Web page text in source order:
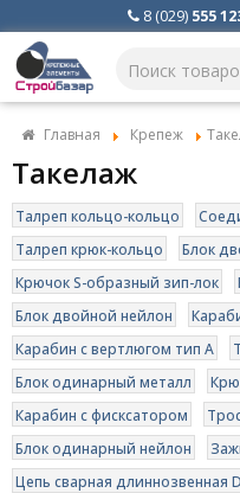
8 (029) 555
Главная Крепеж
Такелаж
Талреп кольцо-кольцо
Талреп крюк-кольцо
Блок
Крючок S-образный зип-лок
Блок двойной нейлон
Карабин с вертлюгом тип А
Блок одинарный металл
Карабин с фисксатором
Блок одинарный нейлон
Цепь сварная длиннозвенная